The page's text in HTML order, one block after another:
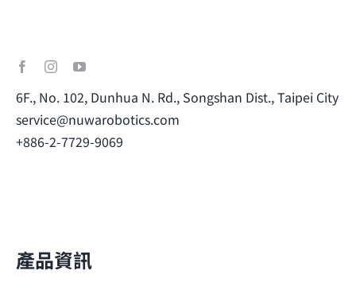
6F., No. 102, Dunhua N. Rd., Songshan Dist., Taipei City
service@nuwarobotics.com
+886-2-7729-9069
產品資訊